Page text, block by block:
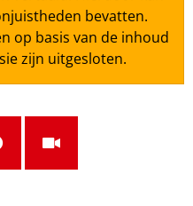
bevatten.
op basis van de inhoud
zijn uitgesloten.